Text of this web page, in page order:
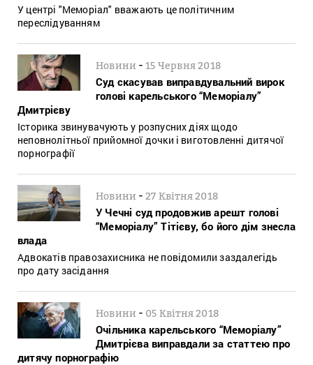
У центрі "Меморіал" вважають це політичним
переслідуванням
Новини -15 Червня 2018
Суд скасував виправдувальний вирок
голові карельського “Меморіалу”
Дмитрієву
Історика звинувачують у розпусних діях щодо
неповнолітньої прийомної дочки і виготовленні дитячої
порнографії
Новини -27 Квітня 2018
У Чечні суд продовжив арешт голові
“Меморіалу” Тітієву, бо його дім знесла
влада
Адвокатів правозахисника не повідомили заздалегідь
про дату засідання
Новини - 05 Квітня 2018
Очільника карельського “Меморіалу”
Дмитрієва виправдали за статтею про
дитячу порнографію